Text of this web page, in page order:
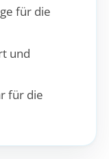
für die
und
für die